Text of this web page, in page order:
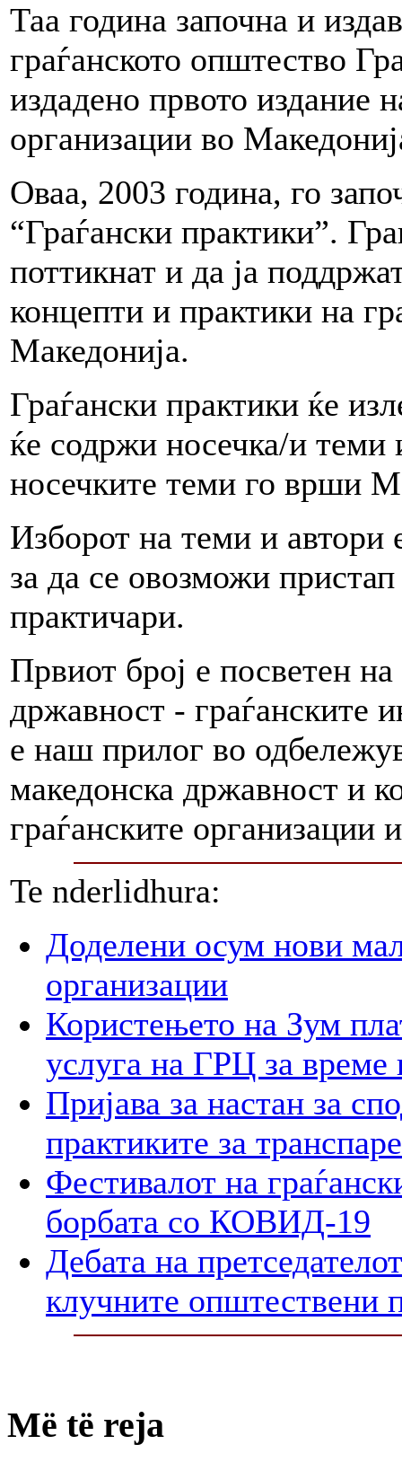
Таа година започна и
граѓанското општество
издадено првото издание
организации во
Оваа, 2003 година, го
“Граѓански практики”.
поттикнат и да ја
концепти и практики на
Македонија.
Граѓански практики ќе
ќе содржи носечка/и
носечките теми го
Изборот на теми и автори
за да се овозможи
практичари.
Првиот број е посветен
државност - граѓанските
е наш прилог во
македонска државност и
граѓанските организации
Te nderlidhura:
Доделени осум нови
организации
Користењето на Зум
услуга на ГРЦ за време
Пријава за настан за
практиките за
Фестивалот на
борбата со КОВИД-19
Дебата на
клучните општествени
Më të reja